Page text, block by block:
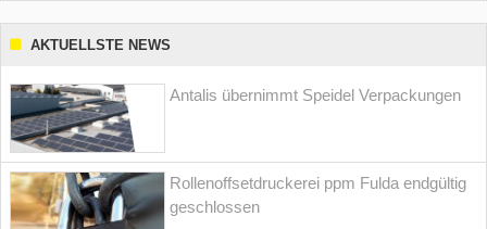
AKTUELLSTE NEWS
Antalis übernimmt Speidel Verpackungen
Rollenoffsetdruckerei ppm Fulda endgültig
geschlossen